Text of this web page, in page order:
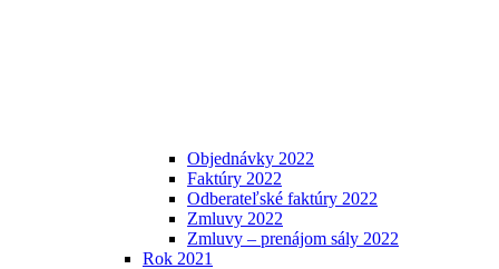
Objednávky 2022
Faktúry 2022
Odberateľské faktúry 2022
Zmluvy 2022
Zmluvy – prenájom sály 2022
Rok 2021